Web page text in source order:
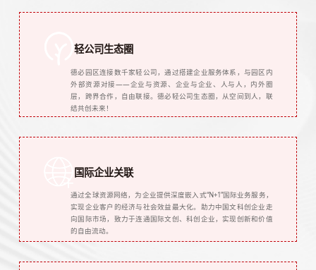
轻公司生态圈
德必园区连接数千家轻公司，通过搭建企业服务体系，与园区内
外部资源对接——企业与资源、企业与企业、人与人，内外圈
层，跨界合作，自由联接。德必轻公司生态圈，从空间到人，联
结共创未来！
国际企业关联
通过全球资源网络，为企业提供深度嵌入式“N+1”国际业务服务，
实现企业客户的经济与社会效益最大化。助力中国文科创企业走
向国际市场，致力于连通国际文创、科创企业，实现创新和价值
的自由流动。